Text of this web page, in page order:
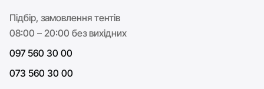
Підбір, замовлення тентів
08:00 – 20:00 без вихідних
097 560 30 00
073 560 30 00